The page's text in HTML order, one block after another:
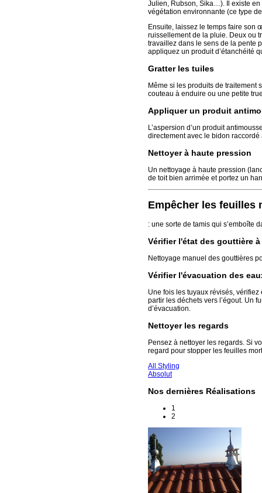
Julien, Rubson, Sika…). Il existe en
végétation environnante (ce type
Ensuite, laissez le temps faire son
ruissellement de la pluie. Deux ou
travaillez dans le sens de la pente
appliquez un produit d’étanchéité
Gratter les tuiles
Même si les produits de traitement
couteau à enduire ou une petite
Appliquer un produit
L’aspersion d’un produit
directement avec le bidon raccordé
Nettoyer à haute pression
Un nettoyage à haute pression
de toit bien arrimée et portez un
Empêcher les feuilles
: une sorte de tamis qui s’emboîte
Vérifier l'état des gouttière
Nettoyage manuel des gouttières
Vérifier l'évacuation des
Une fois les tuyaux révisés,
partir les déchets vers l’égout. Un
d’évacuation.
Nettoyer les regards
Pensez à nettoyer les regards. Si
regard pour stopper les feuilles
All Styling
Absolut
Nos dernières Réalisations
1
2